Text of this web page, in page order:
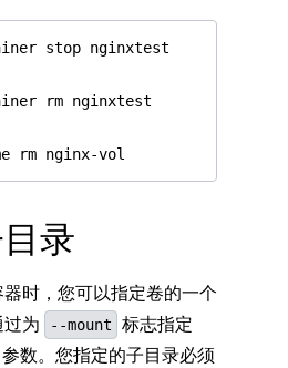
录
时，您可以指定卷的一个
为
--mount 标志指定
参数。您指定的子目录必须